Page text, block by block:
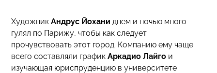
ХудожникАндрус Йохани днем и ночью много
гулял по Парижу, чтобы как следует
прочувствовать этот город. Компанию ему чаще
всего составляли графикАркадио Лайго и
изучающая юриспруденцию в университете